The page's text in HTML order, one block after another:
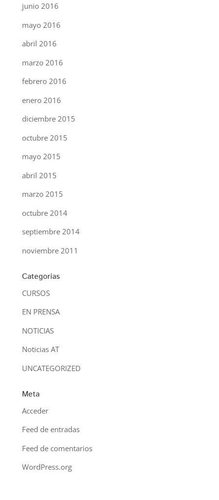
junio 2016
mayo 2016
abril 2016
marzo 2016
febrero 2016
enero 2016
diciembre 2015
octubre 2015
mayo 2015
abril 2015
marzo 2015
octubre 2014
septiembre 2014
noviembre 2011
Categorías
CURSOS
EN PRENSA
NOTICIAS
Noticias AT
UNCATEGORIZED
Meta
Acceder
Feed de entradas
Feed de comentarios
WordPress.org